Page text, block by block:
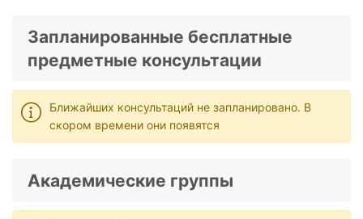
Запланированные бесплатные
предметные консультации
Ближайших консультаций не запланировано. В
скором времени они появятся
Академические группы